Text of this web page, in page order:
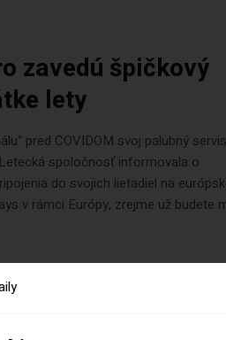
zavedú špičkový
lety
pred COVIDOM svoj palubný
spoločnosť informovala o
do svojich lietadiel na
v rámci Európy, zrejme už budete